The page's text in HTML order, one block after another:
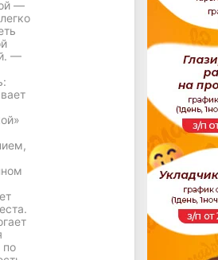
—
—
по